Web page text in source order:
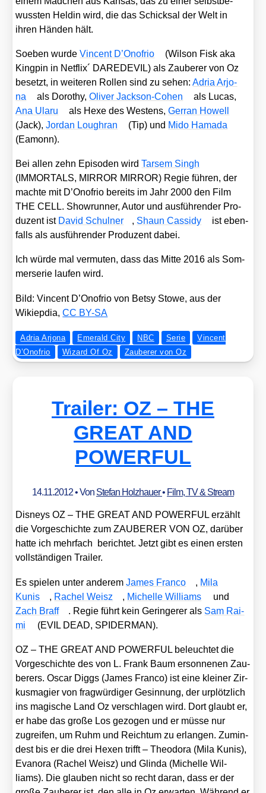
wuss­ten Hel­din wird, die das Schick­sal der Welt in
ihren Hän­den hält.
Soeben wur­deVin­cent D’Onofrio
(Wil­son Fisk aka
King­pin in Net­flix´ DAREDEVIL) als Zau­be­rer von Oz
besetzt, in wei­te­ren Rol­len sind zu sehen:Adria Arjo­
na
als Doro­thy,Oli­ver Jack­son-Cohen
als Lucas,
Ana Ula­ru
als Hexe des Wes­tens,Ger­ran Howell
(Jack),Jor­dan Lou­ghran (Tip) und Mido Hama­da
(Eam­onn).
Bei allen zehn Epi­so­den wirdTar­sem Singh
(IMMORTALS, MIRROR MIRROR) Regie füh­ren, der
mach­te mit D’Onofrio bereits im Jahr 2000 den Film
THE CELL. Show­run­ner, Autor und aus­füh­ren­der Pro­
du­zent ist David Schul­ner , Shaun Cass­idy
ist eben­
falls als aus­füh­ren­der Pro­du­zent dabei.
Ich wür­de mal ver­mu­ten, dass das Mit­te 2016 als Som­
mer­se­rie lau­fen wird.
Bild: Vin­cent D’Onofrio von Bet­sy Sto­we, aus der
Wikiep­dia,CC BY-SA
Adria Arjona Emerald City NBC Serie
Vincent
D’Onofrio
Wizard Of Oz Zauberer von Oz
Trailer: OZ – THE
GREAT AND
POWERFUL
14.11.2012• Von Stefan Holzhauer• Film, TV & Stream
Dis­neys OZ – THE GREAT AND POWERFUL erzählt
die Vor­ge­schich­te zum ZAUBERER VON OZ, dar­über
hat­te ich mehr­fach berich­tet. Jetzt gibt es einen ers­ten
voll­stän­di­gen Trai­ler.
Es spie­len unter ande­remJames Fran­co , Mila
Kunis
, Rachel Weisz , Michel­le Wil­liams
und
Zach Braff
. Regie führt kein Gerin­ge­rer als Sam Rai­
mi
(EVIL DEAD, SPIDERMAN).
OZ – THE GREAT AND POWERFUL beleuch­tet die
Vor­ge­schich­te des von L. Frank Baum erson­ne­nen Zau­
be­rers. Oscar Diggs (James Fran­co) ist eine klei­ner Zir­
kus­ma­gi­er von frag­wür­di­ger Gesin­nung, der urplötz­lich
ins magi­sche Land Oz ver­schla­gen wird. Dort glaubt er,
er habe das gro­ße Los gezo­gen und er müs­se nur
zugrei­fen, um Ruhm und Reich­tum zu erlan­gen. Zumin­
dest bis er die drei Hexen trifft – Theodo­ra (Mila Kunis),
Eva­n­o­ra (Rachel Weisz) und Glin­da (Michel­le Wil­
liams). Die glau­ben nicht so recht dar­an, dass er der